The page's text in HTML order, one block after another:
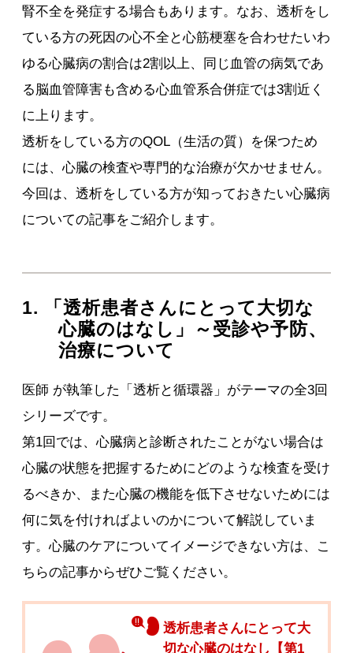
腎不全を発症する場合もあります。なお、透析をし
ている方の死因の心不全と心筋梗塞を合わせたいわ
ゆる心臓病の割合は2割以上、同じ血管の病気であ
る脳血管障害も含める心血管系合併症では3割近く
に上ります。
透析をしている方のQOL（生活の質）を保つため
には、心臓の検査や専門的な治療が欠かせません。
今回は、透析をしている方が知っておきたい心臓病
についての記事をご紹介します。
1. 「透析患者さんにとって大切な
心臓のはなし」～受診や予防、
治療について
医師 が執筆した「透析と循環器」がテーマの全3回
シリーズです。
第1回では、心臓病と診断されたことがない場合は
心臓の状態を把握するためにどのような検査を受け
るべきか、また心臓の機能を低下させないためには
何に気を付ければよいのかについて解説していま
す。心臓のケアについてイメージできない方は、こ
ちらの記事からぜひご覧ください。
透析患者さんにとって大
切な心臓のはなし【第1